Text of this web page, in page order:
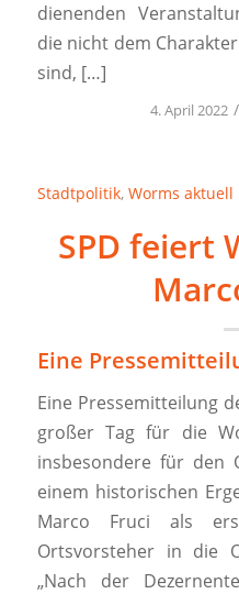
dienenden
die nicht dem
sind, […]
4. April 2022 /
Stadtpolitik, Worms aktuell
SPD feiert
Eine
Eine Pressemitteilung
großer Tag für die
insbesondere für den
einem historischen
Marco Fruci als
Ortsvorsteher in die
„Nach der